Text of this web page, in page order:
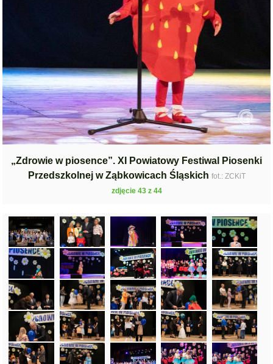
„Zdrowie w piosence”. XI Powiatowy Festiwal Piosenki
Przedszkolnej w Ząbkowicach Śląskich fot.: ZCKiT
zdjęcie 43 z 44